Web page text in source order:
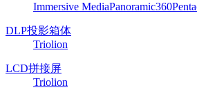
Immersive MediaPanoramic360
DLP投影箱体
Triolion
LCD拼接屏
Triolion